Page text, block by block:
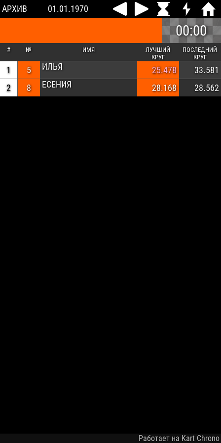
АРХИВ 01.01.1970
00:00
# № ИМЯ
ЛУЧШИЙ
КРУГ
ПОСЛЕДНИЙ
КРУГ
1 5 ИЛЬЯ 25.478
33.581
2
8 ЕСЕНИЯ 28.168 28.562
Работает на Kart Chrono